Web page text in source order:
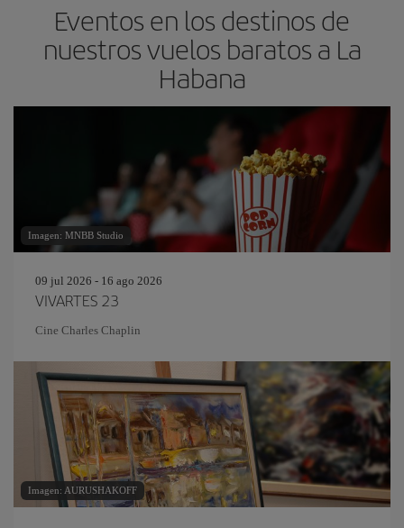
Eventos en los destinos de
nuestros vuelos baratos a La
Habana
Imagen: MNBB Studio
09 jul 2026 - 16 ago 2026
VIVARTES 23
Cine Charles Chaplin
Imagen: AURUSHAKOFF